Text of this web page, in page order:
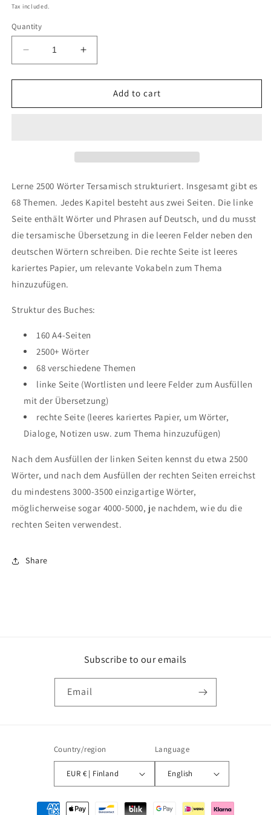
price
Tax included.
Quantity
Decrease
quantity
for
Tersamisch
Increase
quantity
for
Deutsch-
Tersamisch
Add to cart
Lerne 2500 Wörter Tersamisch strukturiert. Insgesamt gibt es
68 Themen. Jedes Kapitel besteht aus zwei Seiten. Die linke
Seite enthält Wörter und Phrasen auf Deutsch, und du musst
die tersamische Übersetzung in die leeren Felder neben den
deutschen Wörtern schreiben. Die rechte Seite ist leeres
kariertes Papier, um relevante Vokabeln zum Thema
hinzuzufügen.
Struktur des Buches:
160 A4-Seiten
2500+ Wörter
68 verschiedene Themen
linke Seite (Wortlisten und leere Felder zum Ausfüllen
mit der Übersetzung)
rechte Seite (leeres kariertes Papier, um Wörter,
Dialoge, Notizen usw. zum Thema hinzuzufügen)
Nach dem Ausfüllen der linken Seiten kennst du etwa 2500
Wörter, und nach dem Ausfüllen der rechten Seiten erreichst
du mindestens 3000-3500 einzigartige Wörter,
möglicherweise sogar 4000-5000, je nachdem, wie du die
rechten Seiten verwendest.
Share
Subscribe to our emails
Email
Country/region
EUR € | Finland
Language
English
Payment